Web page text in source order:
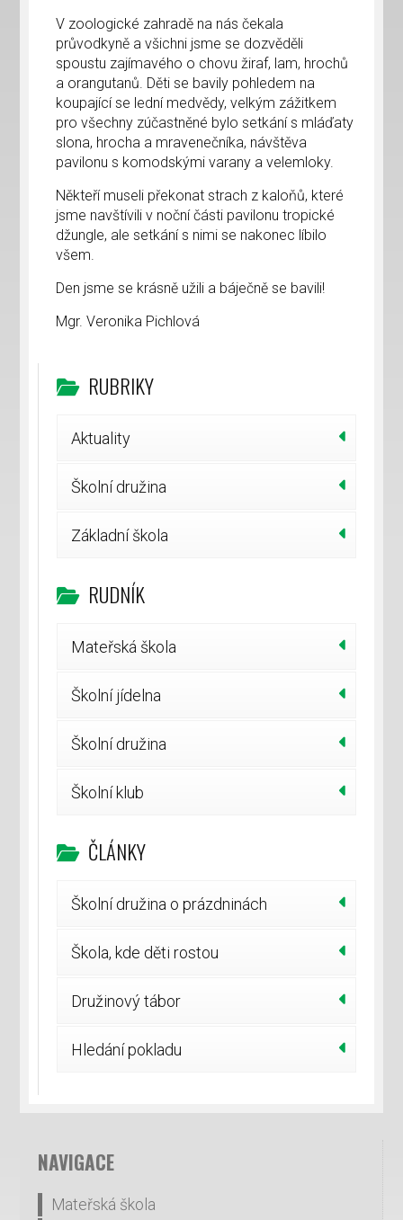
V zoologické zahradě na nás čekala
průvodkyně a všichni jsme se dozvěděli
spoustu zajímavého o chovu žiraf, lam, hrochů
a orangutanů. Děti se bavily pohledem na
koupající se lední medvědy, velkým zážitkem
pro všechny zúčastněné bylo setkání s mláďaty
slona, hrocha a mravenečníka, návštěva
pavilonu s komodskými varany a velemloky.
Někteří museli překonat strach z kaloňů, které
jsme navštívili v noční části pavilonu tropické
džungle, ale setkání s nimi se nakonec líbilo
všem.
Den jsme se krásně užili a báječně se bavili!
Mgr. Veronika Pichlová
RUBRIKY
Aktuality
Školní družina
Základní škola
RUDNÍK
Mateřská škola
Školní jídelna
Školní družina
Školní klub
ČLÁNKY
Školní družina o prázdninách
Škola, kde děti rostou
Družinový tábor
Hledání pokladu
NAVIGACE
Mateřská škola